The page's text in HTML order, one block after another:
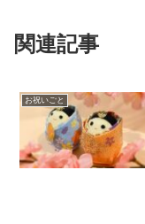
関連記事
お祝いごと